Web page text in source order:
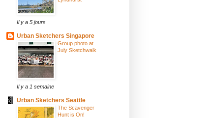
Il y a 5 jours
Urban Sketchers Singapore
Group photo at
July Sketchwalk
Il y a 1 semaine
Urban Sketchers Seattle
The Scavenger
Hunt is On!